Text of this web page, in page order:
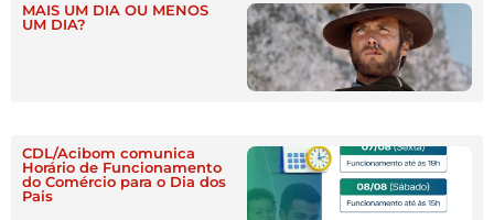
MAIS UM DIA OU MENOS
UM DIA?
CDL/Acibom comunica
Horário de Funcionamento
do Comércio para o Dia dos
Pais